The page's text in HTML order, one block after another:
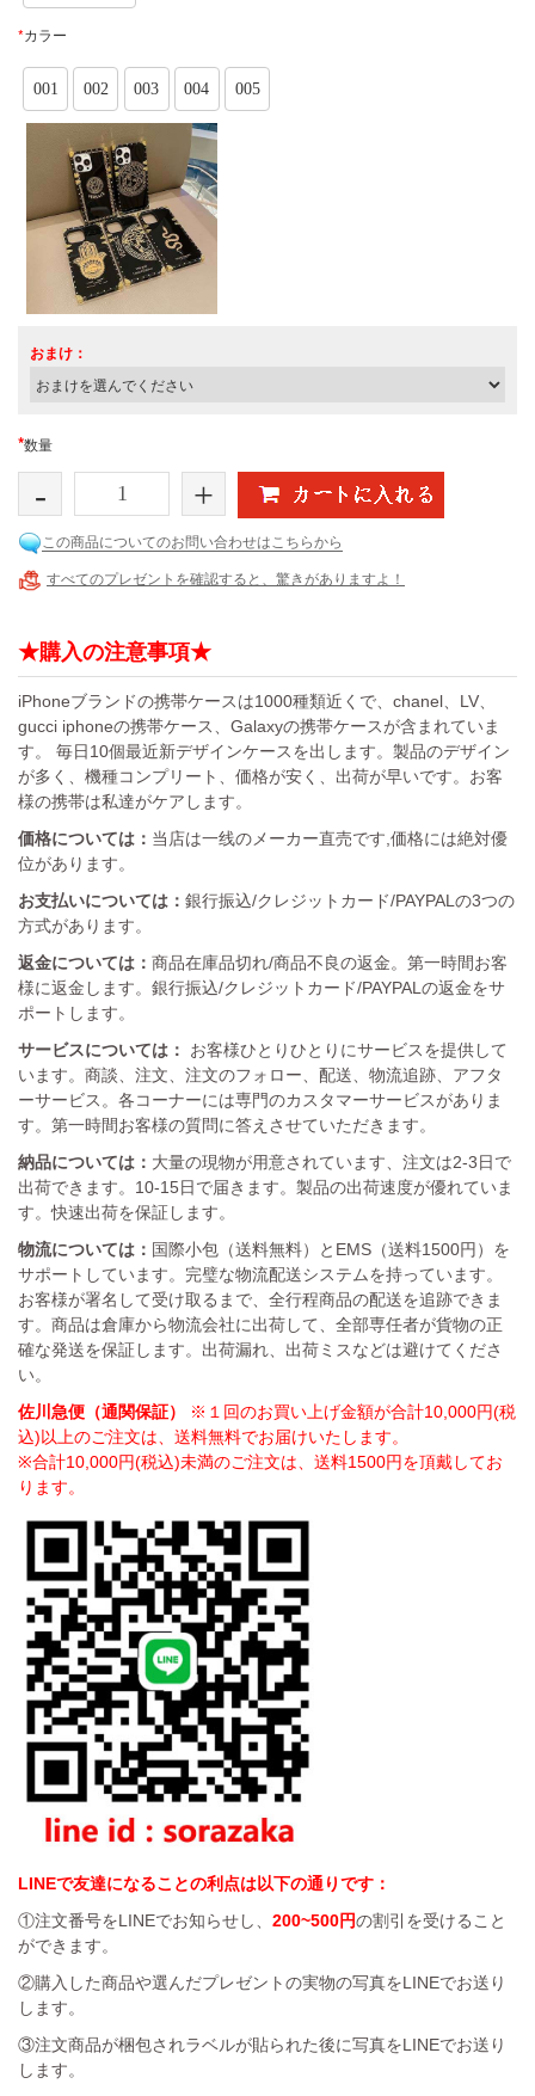
*カラー
001 002 003 004 005
おまけ：
*数量
- +
この商品についてのお問い合わせはこちらから
すべてのプレゼントを確認すると、驚きがありますよ！
★購入の注意事項★
iPhoneブランドの携帯ケースは1000種類近くで、chanel、LV、
gucci iphoneの携帯ケース、Galaxyの携帯ケースが含まれていま
す。 毎日10個最近新デザインケースを出します。製品のデザイン
が多く、機種コンプリート、価格が安く、出荷が早いです。お客
様の携帯は私達がケアします。
価格については： 当店は一线のメーカー直売です,価格には絶対優
位があります。
お支払いについては： 銀行振込/クレジットカード/PAYPALの3つの
方式があります。
返金については： 商品在庫品切れ/商品不良の返金。第一時間お客
様に返金します。銀行振込/クレジットカード/PAYPALの返金をサ
ポートします。
サービスについては：
お客様ひとりひとりにサービスを提供して
います。商談、注文、注文のフォロー、配送、物流追跡、アフタ
ーサービス。各コーナーには専門のカスタマーサービスがありま
す。第一時間お客様の質問に答えさせていただきます。
納品については： 大量の現物が用意されています、注文は2-3日で
出荷できます。10-15日で届きます。製品の出荷速度が優れていま
す。快速出荷を保証します。
物流については： 国際小包（送料無料）とEMS（送料1500円）を
サポートしています。完璧な物流配送システムを持っています。
お客様が署名して受け取るまで、全行程商品の配送を追跡できま
す。商品は倉庫から物流会社に出荷して、全部専任者が貨物の正
確な発送を保証します。出荷漏れ、出荷ミスなどは避けてくださ
い。
佐川急便（通関保証）
※１回のお買い上げ金額が合計10,000円(税
込)以上のご注文は、送料無料でお届けいたします。
※合計10,000円(税込)未満のご注文は、送料1500円を頂戴してお
ります。
LINEで友達になることの利点は以下の通りです：
①注文番号をLINEでお知らせし、 200~500円の割引を受けること
ができます。
②購入した商品や選んだプレゼントの実物の写真をLINEでお送り
します。
③注文商品が梱包されラベルが貼られた後に写真をLINEでお送り
します。